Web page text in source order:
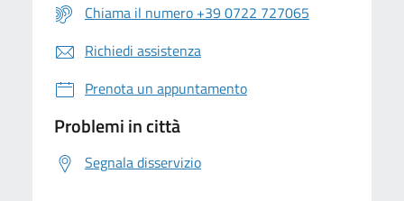
Chiama il numero +39 0722 727065
Richiedi assistenza
Prenota un appuntamento
Problemi in città
Segnala disservizio